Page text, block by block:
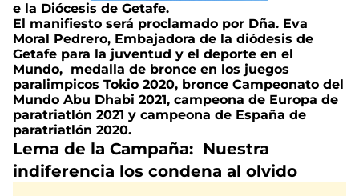
e la Diócesis de Getafe.
El manifiesto será proclamado por Dña. Eva
Moral Pedrero, Embajadora de la diódesis de
Getafe para la juventud y el deporte en el
Mundo, medalla de bronce en los juegos
paralimpicos Tokio 2020, bronce Campeonato del
Mundo Abu Dhabi 2021, campeona de Europa de
paratriatlón 2021 y campeona de España de
paratriatlón 2020.
Lema de la Campaña: Nuestra
indiferencia los condena al olvido